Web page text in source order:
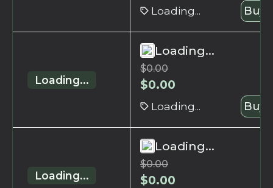
Loading... Buy
Loading...
Loading...
$0.00
$0.00
Loading... Buy
Loading...
Loading...
$0.00
$0.00